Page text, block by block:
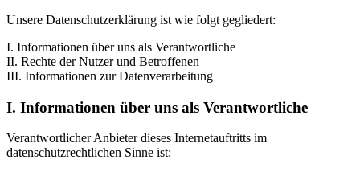
Unsere Datenschutzerklärung ist wie folgt gegliedert:
I. Informationen über uns als Verantwortliche
II. Rechte der Nutzer und Betroffenen
III. Informationen zur Datenverarbeitung
I. Informationen über uns als Verantwortliche
Verantwortlicher Anbieter dieses Internetauftritts im
datenschutzrechtlichen Sinne ist: